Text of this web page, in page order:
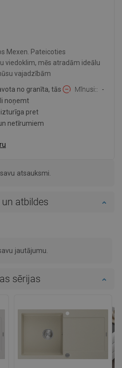
Mexen. Pateicoties
viedoklim, mēs atradām ideālu
vajadzībām
no granīta, tās
noņemt
pret
netīrumiem
Mīnusi: -
atsauksmi.
atbildes
jautājumu.
sērijas